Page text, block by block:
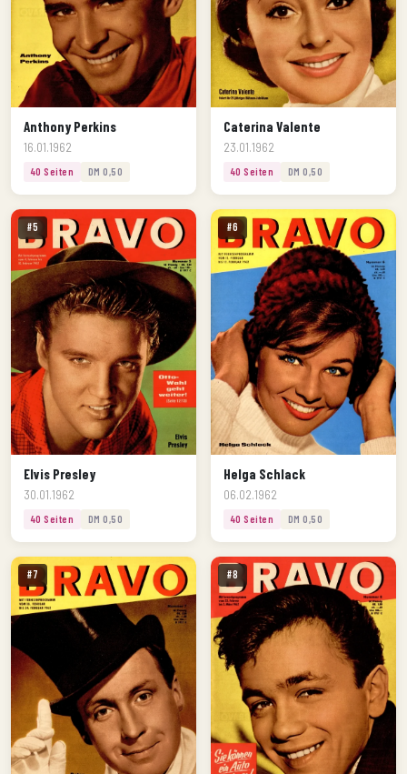
Anthony Perkins
16.01.1962
40 Seiten DM 0,50
Caterina Valente
23.01.1962
40 Seiten DM 0,50
#5
Elvis Presley
30.01.1962
40 Seiten DM 0,50
#6
Helga Schlack
06.02.1962
40 Seiten DM 0,50
#7 #8